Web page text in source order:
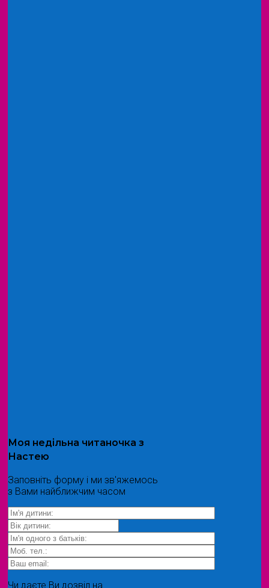
Моя недільна читаночка з
Настею
Заповніть форму і ми зв'яжемось
з Вами найближчим часом
Чи даєте Ви дозвіл на